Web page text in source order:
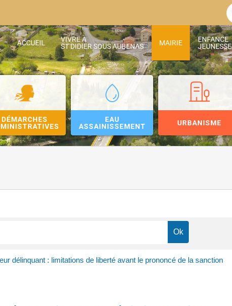
ACCUEIL
VIVRE À
ST DIDIER SOUS AUBENAS
MAIRIE
ENFANCE
JEUNESSE
DÉMARCHES
EAU
ASSAINISSEMENT
URBANISME
délinquant : limitations de liberté avant le prononcé de la sanction